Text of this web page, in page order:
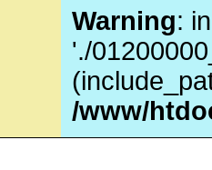
Warning:
'./
/www/